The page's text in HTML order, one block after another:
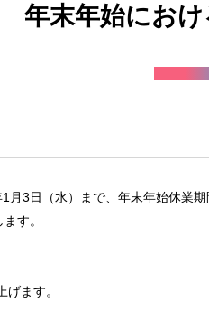
年末年始にお
3日（水）まで、年末年始休業期
す。
ます。